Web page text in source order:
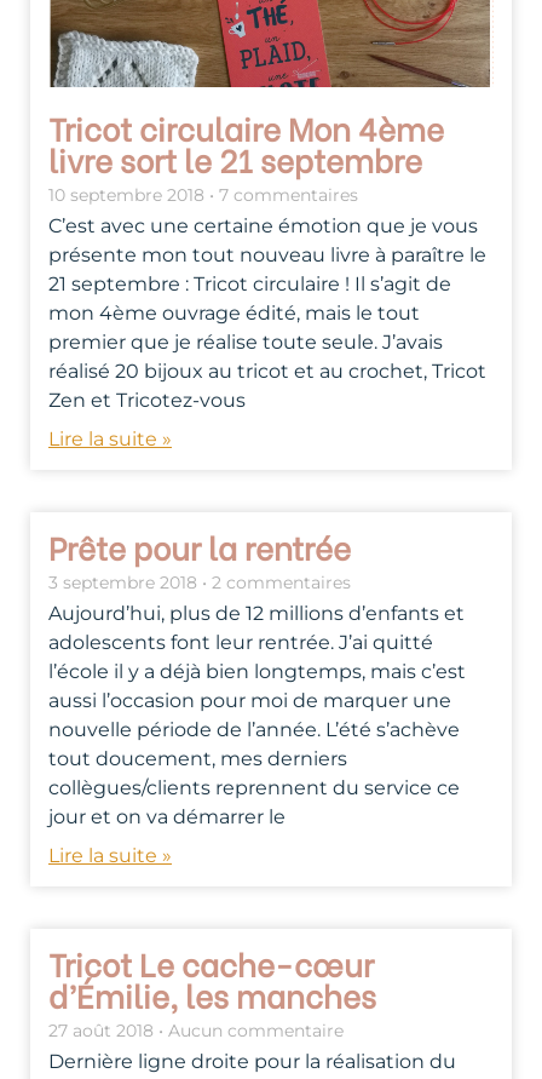
Tricot circulaire Mon 4ème
livre sort le 21 septembre
10 septembre 2018 7 commentaires
C’est avec une certaine émotion que je vous
présente mon tout nouveau livre à paraître le
21 septembre : Tricot circulaire ! Il s’agit de
mon 4ème ouvrage édité, mais le tout
premier que je réalise toute seule. J’avais
réalisé 20 bijoux au tricot et au crochet, Tricot
Zen et Tricotez-vous
Lire la suite »
Prête pour la rentrée
3 septembre 2018 2 commentaires
Aujourd’hui, plus de 12 millions d’enfants et
adolescents font leur rentrée. J’ai quitté
l’école il y a déjà bien longtemps, mais c’est
aussi l’occasion pour moi de marquer une
nouvelle période de l’année. L’été s’achève
tout doucement, mes derniers
collègues/clients reprennent du service ce
jour et on va démarrer le
Lire la suite »
Tricot Le cache-cœur
d’Émilie, les manches
27 août 2018 Aucun commentaire
Dernière ligne droite pour la réalisation du